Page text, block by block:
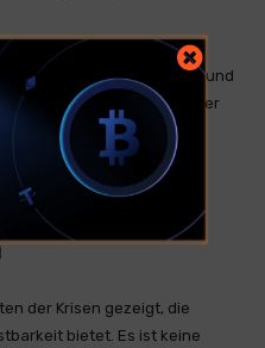
für institutionelle Anleger und
in Zeiten geopolitischer
nützlich.
Strategie
der Krisen gezeigt, die
bietet. Es ist keine